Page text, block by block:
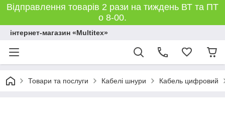
Відправлення товарів 2 рази на тиждень ВТ та ПТ
о 8-00.
інтернет-магазин «Multitex»
Товари та послуги Кабелі шнури Кабель цифровий